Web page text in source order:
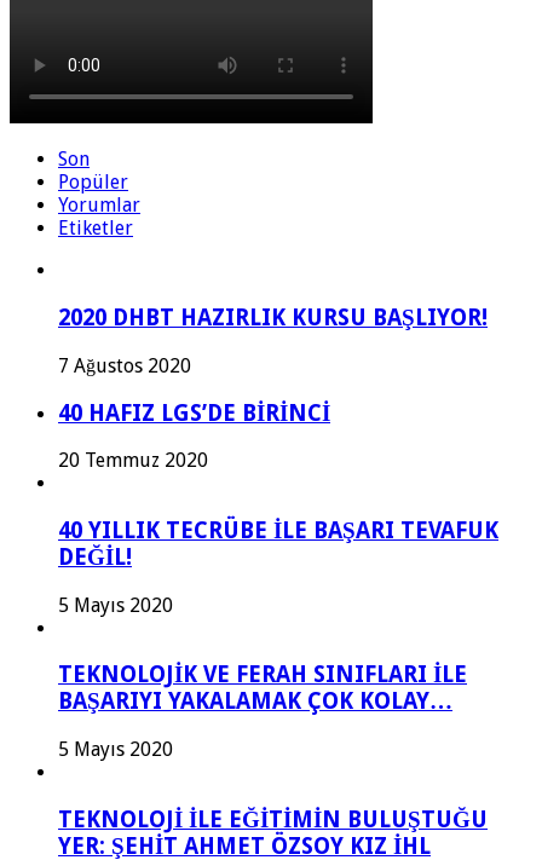
Son
Popüler
Yorumlar
Etiketler
2020 DHBT HAZIRLIK KURSU BAŞLIYOR!
7 Ağustos 2020
40 HAFIZ LGS’DE BİRİNCİ
20 Temmuz 2020
40 YILLIK TECRÜBE İLE BAŞARI TEVAFUK
DEĞİL!
5 Mayıs 2020
TEKNOLOJİK VE FERAH SINIFLARI İLE
BAŞARIYI YAKALAMAK ÇOK KOLAY…
5 Mayıs 2020
TEKNOLOJİ İLE EĞİTİMİN BULUŞTUĞU
YER: ŞEHİT AHMET ÖZSOY KIZ İHL